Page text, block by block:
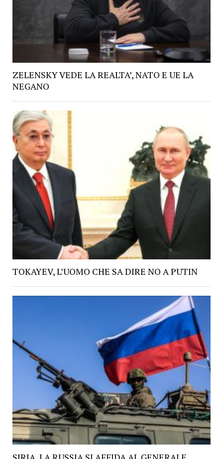
ZELENSKY VEDE LA REALTA’, NATO E UE LA
NEGANO
TOKAYEV, L’UOMO CHE SA DIRE NO A PUTIN